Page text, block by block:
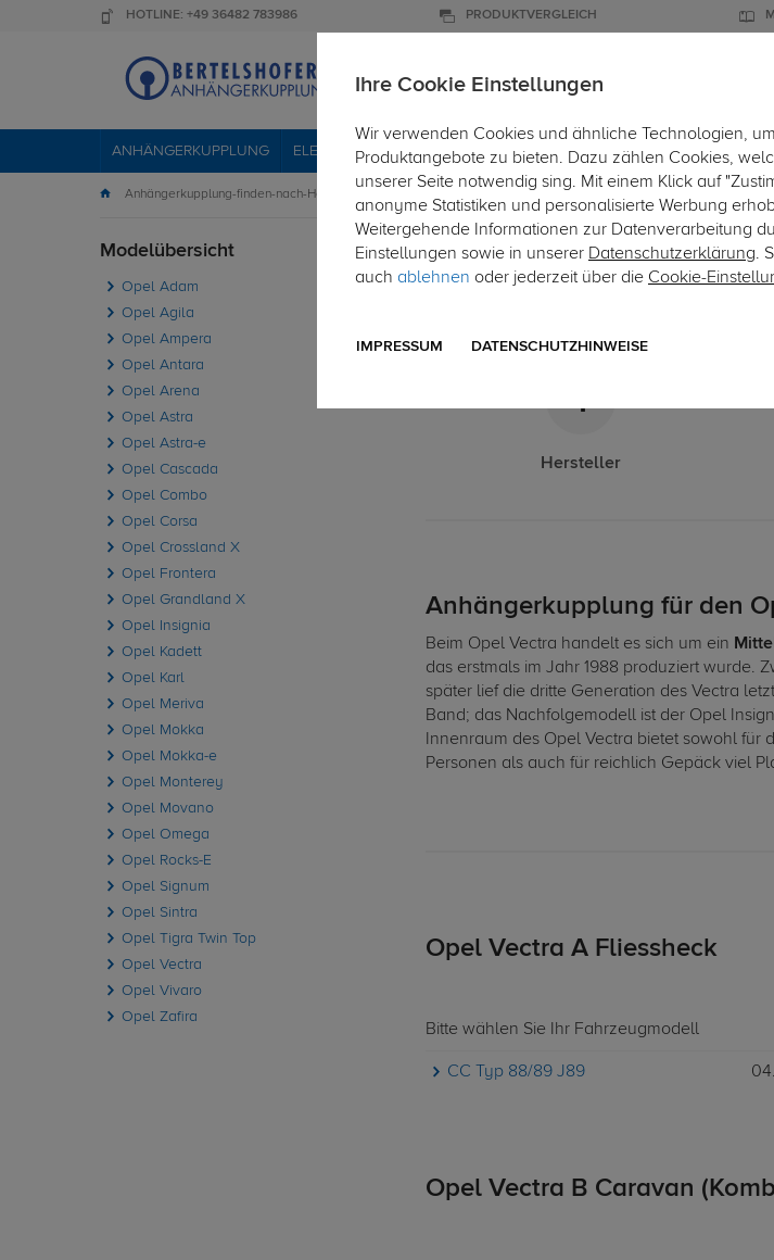
HOTLINE: +49 36482 783986 PRODUKTVERGLEICH
ANHÄNGERKUPPLUNG ELEKTROSÄTZE DACHTRÄGER DACHBOXEN
Anhängerkupplung-finden-nach-Hersteller
Modelübersicht
Opel Adam
Opel Agila
Opel Ampera
Opel Antara
Opel Arena
Opel Astra
Opel Astra-e
Opel Cascada
Opel Combo
Opel Corsa
Opel Crossland X
Opel Frontera
Opel Grandland X
Opel Insignia
Opel Kadett
Opel Karl
Opel Meriva
Opel Mokka
Opel Mokka-e
Opel Monterey
Opel Movano
Opel Omega
Opel Rocks-E
Opel Signum
Opel Sintra
Opel Tigra Twin Top
Opel Vectra
Opel Vivaro
Opel Zafira
PKW-
Die folgende Auflistung schützt Sie und
1
Hersteller
Anhängerkupplung für den
Beim Opel Vectra handelt es sich um ein
das erstmals im Jahr 1988 produziert wurde.
später lief die dritte Generation des Vectra
Band; das Nachfolgemodell ist der Opel
Innenraum des Opel Vectra bietet sowohl für
Personen als auch für reichlich Gepäck viel
Opel Vectra A Fliessheck
Bitte wählen Sie Ihr Fahrzeugmodell
CC Typ 88/89 J89
Opel Vectra B Caravan
Ihre Cookie Einstellungen
Wir verwenden Cookies und ähnliche Technologien,
Produktangebote zu bieten. Dazu zählen Cookies,
unserer Seite notwendig sing. Mit einem Klick auf
anonyme Statistiken und personalisierte Werbung
Weitergehende Informationen zur Datenverarbeitung
Einstellungen sowie in unserer Datenschutzerklärung.
auch ablehnen oder jederzeit über die Cookie-
IMPRESSUM DATENSCHUTZHINWEISE